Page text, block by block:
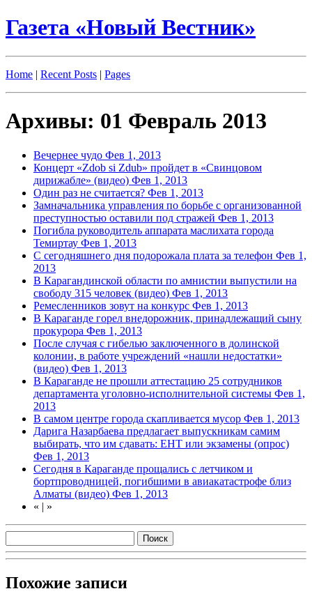
Газета «Новый Вестник»
Home | Recent Posts | Pages
Архивы: 01 Февраль 2013
Вечернее чудо Фев 1, 2013
Концерт «Zdob si Zdub» пройдет в «Свинцовом
дирижабле» (видео) Фев 1, 2013
Один раз не считается? Фев 1, 2013
Замначальника управления по борьбе с организованной
преступностью оставили под стражей Фев 1, 2013
Погибла руководитель аппарата маслихата города
Темиртау Фев 1, 2013
С сегодняшнего дня подорожала плата за телефон Фев 1,
2013
В Карагандинской области по амнистии выпустили на
свободу 315 человек (видео) Фев 1, 2013
Ремесленников зовут на конкурс Фев 1, 2013
В Караганде горел внедорожник, принадлежащий сыну
прокурора Фев 1, 2013
После случая с гибелью заключенного в долинской
колонии, в работе учреждений «нашли недостатки»
(видео) Фев 1, 2013
В Караганде не прошли аттестацию 25 сотрудников
департамента уголовно-исполнительной системы Фев 1,
2013
В самом центре города скапливается мусор Фев 1, 2013
Дарига Назарбаева предлагает выпускникам самим
выбирать, что им сдавать: ЕНТ или экзамены (опрос)
Фев 1, 2013
Сегодня в Караганде прощались с летчиком и
бортпроводницей, погибшими в авиакатастрофе близ
Алматы (видео) Фев 1, 2013
« | »
Похожие записи